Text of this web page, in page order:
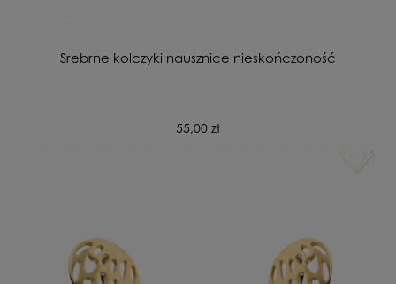
Srebrne kolczyki nausznice nieskończoność
55,00 zł